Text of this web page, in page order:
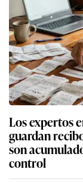
Los expertos
guardan
son
control